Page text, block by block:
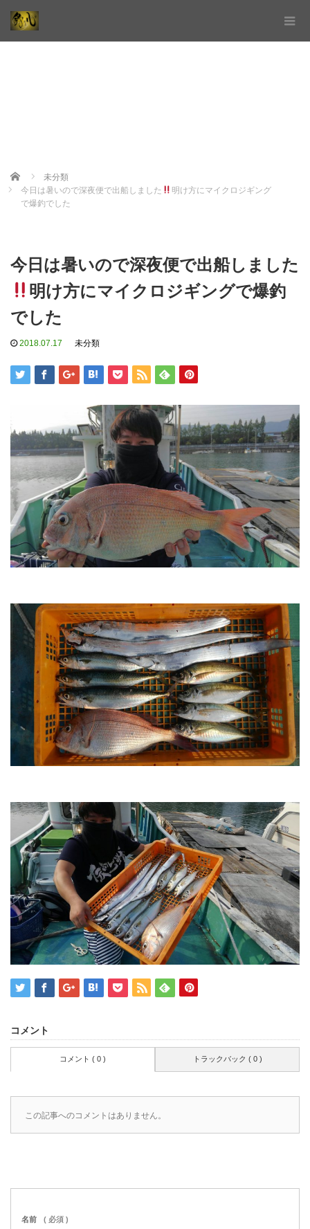
Home
未分類
今日は暑いので深夜便で出船しました
明け方にマイクロジギング
で爆釣でした
今日は暑いので深夜便で出船しました
明け方にマイクロジギングで爆釣
でした
2018.07.17 未分類
コメント
コメント ( 0 ) トラックバック ( 0 )
この記事へのコメントはありません。
名前 ( 必須 )